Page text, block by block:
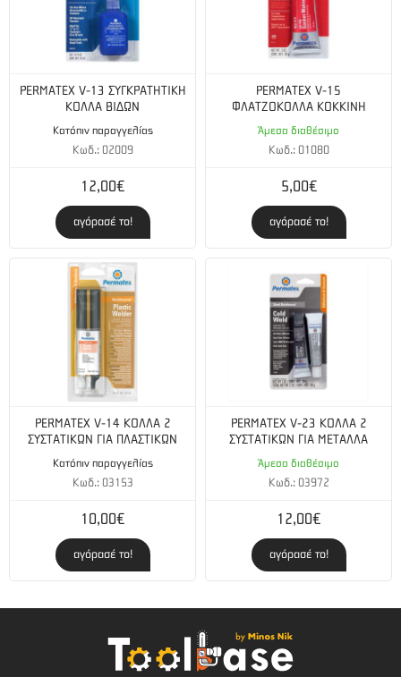
PERMATEX V-13 ΣΥΓΚΡΑΤΗΤΙΚΗ
ΚΟΛΛΑ ΒΙΔΩΝ
Κατόπιν παραγγελίας
Κωδ.: 02009
12,00€
αγόρασέ το!
PERMATEX V-15
ΦΛΑΤΖΟΚΟΛΛΑ ΚΟΚΚΙΝΗ
Άμεσα διαθέσιμο
Κωδ.: 01080
5,00€
αγόρασέ το!
PERMATEX V-14 ΚΟΛΛΑ 2
ΣΥΣΤΑΤΙΚΩΝ ΓΙΑ ΠΛΑΣΤΙΚΩΝ
Κατόπιν παραγγελίας
Κωδ.: 03153
10,00€
αγόρασέ το!
PERMATEX V-23 ΚΟΛΛΑ 2
ΣΥΣΤΑΤΙΚΩΝ ΓΙΑ ΜΕΤΑΛΛΑ
Άμεσα διαθέσιμο
Κωδ.: 03972
12,00€
αγόρασέ το!